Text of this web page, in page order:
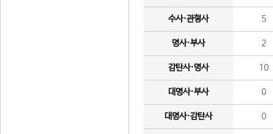
수사·관형사 5
명사·부사 2
감탄사·명사 10
대명사·부사 0
대명사·감탄사 0